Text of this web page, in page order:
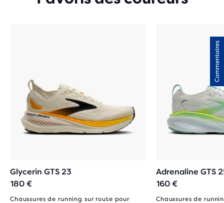
Glycerin GTS 23
180 €
Chaussures de running sur route pour
Adrenaline GTS
160 €
Chaussures de
Commentaires